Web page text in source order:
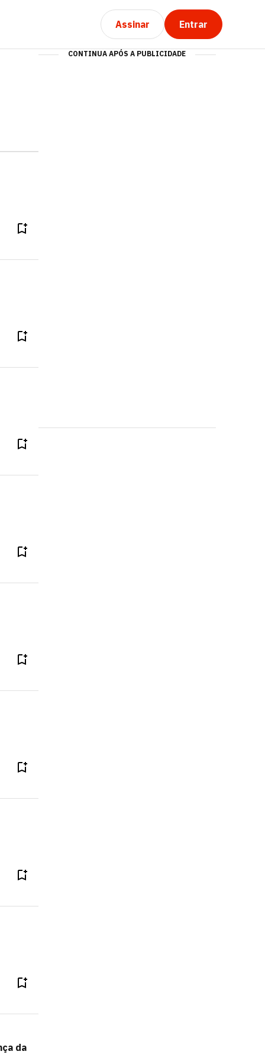
Assinar Entrar
da
CONTINUA APÓS A PUBLICIDADE